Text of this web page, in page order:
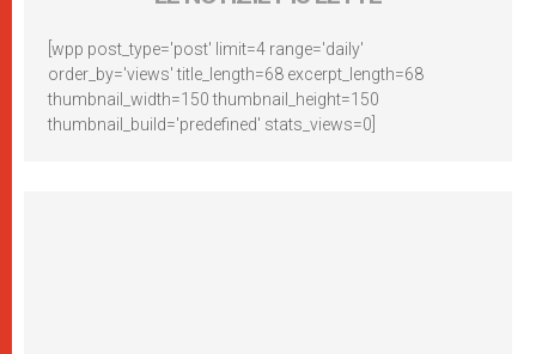
[wpp post_type='post' limit=4 range='daily'
order_by='views' title_length=68 excerpt_length=68
thumbnail_width=150 thumbnail_height=150
thumbnail_build='predefined' stats_views=0]